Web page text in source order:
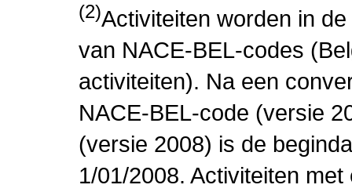
(2)Activiteiten worden in
van NACE-BEL-codes
activiteiten). Na een
NACE-BEL-code (versie
(versie 2008) is de
1/01/2008. Activiteiten